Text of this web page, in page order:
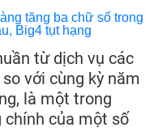
từ dịch vụ các
với cùng kỳ năm
là một trong
của một số